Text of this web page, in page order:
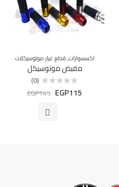
اكسسوارات,قطع غيار موتوسيكلات
مقبض موتوسيكل
التقييم
(0)
EGP115
EGP145